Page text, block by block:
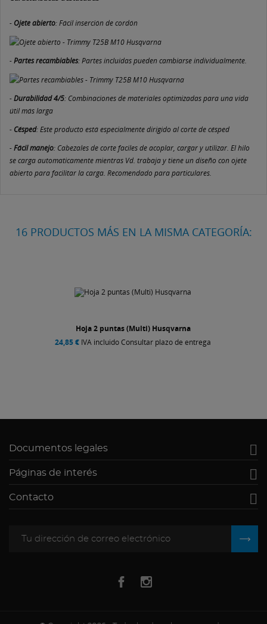
- Ojete abierto: Fácil inserción de cordón
-Partes recambiables: Partes incluidas pueden cambiarse individualmente.
-Durabilidad 4/5: Combinaciones de materiales optimizadas para una vida
útil más larga
- Césped: Este producto está especialmente dirigido al corte de césped
-Fácil manejo: Cabezales de corte faciles de acoplar, cargar y utilizar. El hilo
se carga automaticamente mientras Vd. trabaja y tiene un diseño con ojete
abierto para facilitar la carga. Recomendado para particulares.
16 PRODUCTOS MÁS EN LA MISMA CATEGORÍA:
Hoja 2 puntas (Multi) Husqvarna
24,85 € IVA incluido Consultar plazo de entrega
Documentos legales 
Páginas de interés 
Contacto 